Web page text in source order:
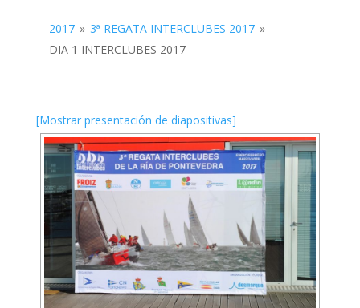
2017 » 3ª REGATA INTERCLUBES 2017 »
DIA 1 INTERCLUBES 2017
[Mostrar presentación de diapositivas]